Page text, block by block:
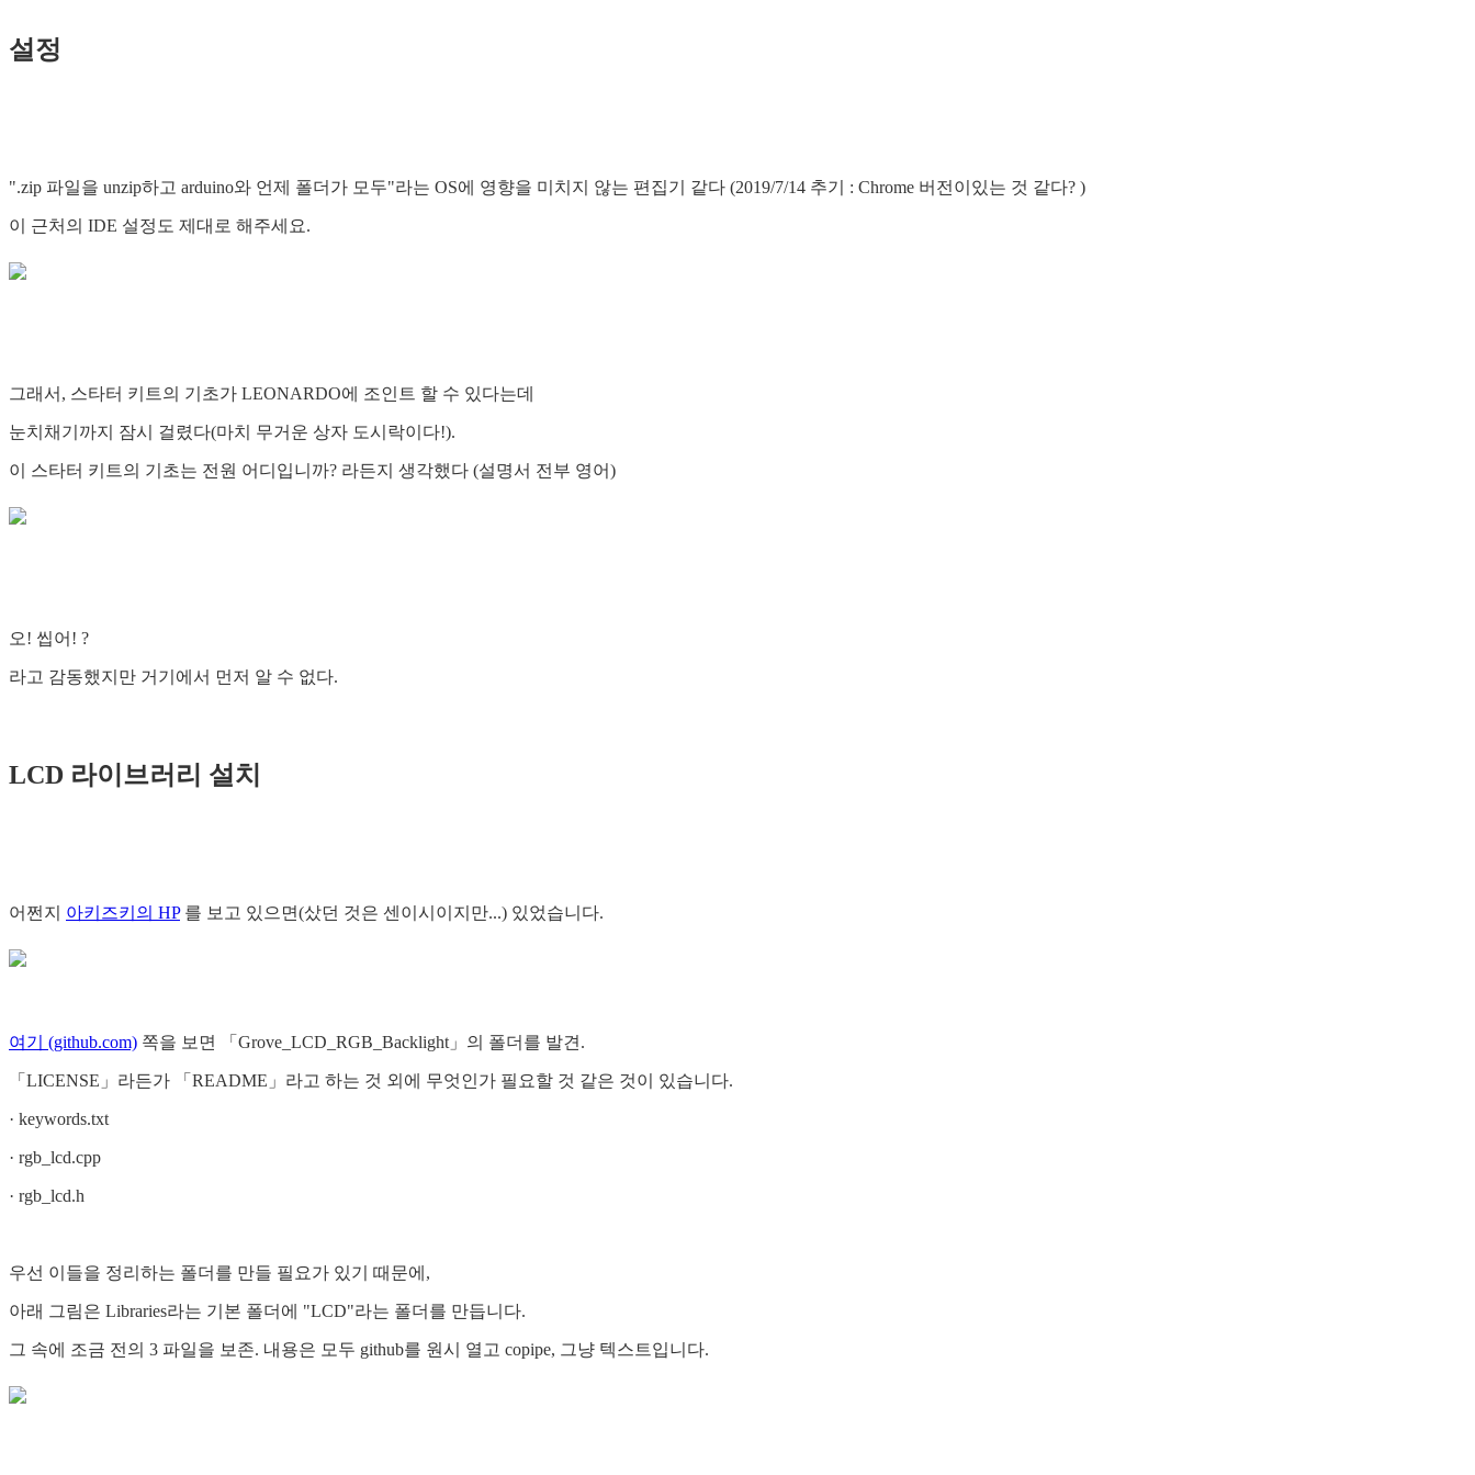
설정
".zip 파일을 unzip하고 arduino와 언제 폴더가 모두"라는 OS에 영향을 미치지 않는 편집기 같다 (2019/7/14 추기 : Chrome 버전이있는 것 같다? )
이 근처의 IDE 설정도 제대로 해주세요.
그래서, 스타터 키트의 기초가 LEONARDO에 조인트 할 수 있다는데
눈치채기까지 잠시 걸렸다(마치 무거운 상자 도시락이다!).
이 스타터 키트의 기초는 전원 어디입니까? 라든지 생각했다 (설명서 전부 영어)
오! 씹어! ?
라고 감동했지만 거기에서 먼저 알 수 없다.
LCD 라이브러리 설치
어쩐지 아키즈키의 HP를 보고 있으면(샀던 것은 센이시이지만...) 있었습니다.
여기 (github.com) 쪽을 보면 「Grove_LCD_RGB_Backlight」의 폴더를 발견.
「LICENSE」라든가 「README」라고 하는 것 외에 무엇인가 필요할 것 같은 것이 있습니다.
· keywords.txt
· rgb_lcd.cpp
· rgb_lcd.h
우선 이들을 정리하는 폴더를 만들 필요가 있기 때문에,
아래 그림은 Libraries라는 기본 폴더에 "LCD"라는 폴더를 만듭니다.
그 속에 조금 전의 3 파일을 보존. 내용은 모두 github를 원시 열고 copipe, 그냥 텍스트입니다.